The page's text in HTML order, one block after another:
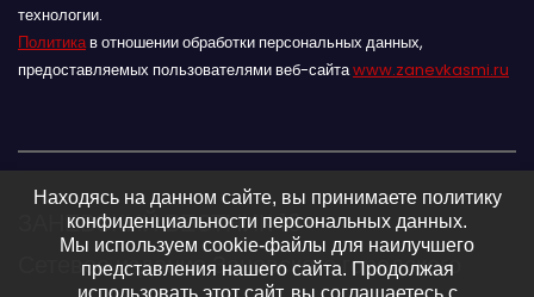
технологии.
Политикав отношении обработки персональных данных,
предоставляемых пользователями веб-сайтаwww.zanevkasmi.ru
ЗАНЕВСКИЙ ВЕСТНИК 16+
Сетевое издание Заневского городского
Находясь на данном сайте, вы принимаете политику
конфиденциальности персональных данных.
Мы используем cookie-файлы для наилучшего
представления нашего сайта. Продолжая
использовать этот сайт, вы соглашаетесь с